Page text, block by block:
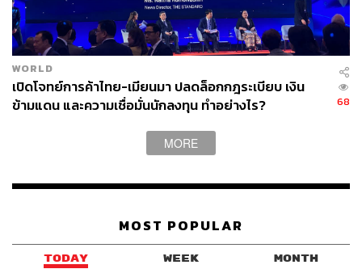
WORLD
เปิดโจทย์การค้าไทย-เมียนมา ปลดล็อกกฎระเบียบ เงิน
ข้ามแดน และความเชื่อมั่นนักลงทุน ทำอย่างไร?
68
MORE
MOST POPULAR
TODAY WEEK MONTH